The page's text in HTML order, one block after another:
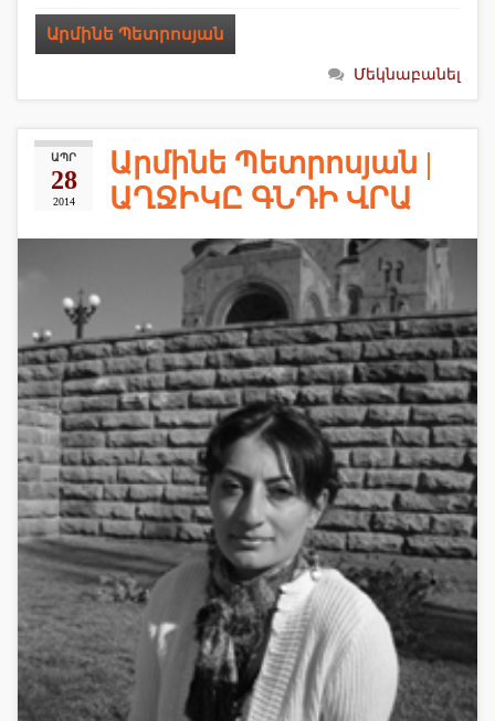
Արմինե Պետրոսյան
Մեկնաբանել
ԱՊՐ
28
2014
Արմինե Պետրոսյան |
ԱՂՋԻԿԸ ԳՆԴԻ ՎՐԱ